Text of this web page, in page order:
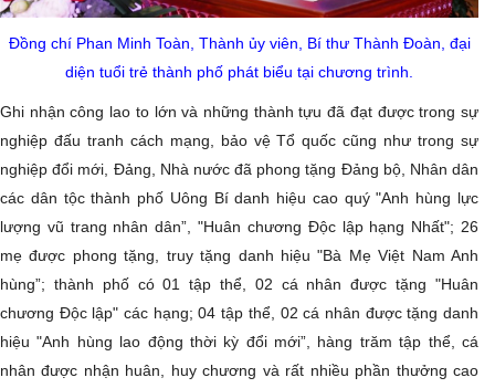
Đồng chí Phan Minh Toàn, Thành ủy viên, Bí thư Thành Đoàn, đại
diện tuổi trẻ thành phố phát biểu tại chương trình.
Ghi nhận công lao to lớn và những thành tựu đã đạt được trong sự
nghiệp đấu tranh cách mạng, bảo vệ Tổ quốc cũng như trong sự
nghiệp đổi mới, Đảng, Nhà nước đã phong tặng Đảng bộ, Nhân dân
các dân tộc thành phố Uông Bí danh hiệu cao quý "Anh hùng lực
lượng vũ trang nhân dân”, "Huân chương Độc lập hạng Nhất"; 26
mẹ được phong tặng, truy tặng danh hiệu "Bà Mẹ Việt Nam Anh
hùng”; thành phố có 01 tập thể, 02 cá nhân được tặng "Huân
chương Độc lập" các hạng; 04 tập thể, 02 cá nhân được tặng danh
hiệu "Anh hùng lao động thời kỳ đổi mới”, hàng trăm tập thể, cá
nhân được nhận huân, huy chương và rất nhiều phần thưởng cao